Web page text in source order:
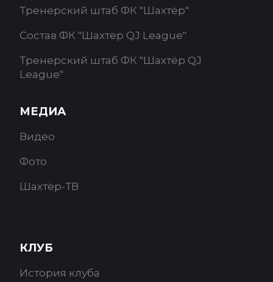
Тренерский штаб ФК "Шахтёр"
Состав ФК "Шахтёр QJ League"
Тренерский штаб ФК "Шахтёр QJ
League"
МЕДИА
Видео
Фото
Шахтёр-ТВ
КЛУБ
История клуба